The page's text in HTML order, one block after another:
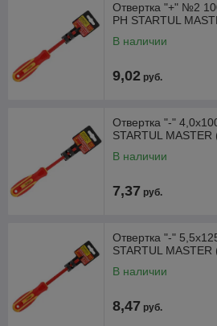
Отвертка "+" №2
PH STARTUL
В наличии
9,02 руб.
Отвертка "-"
STARTUL
В наличии
7,37 руб.
Отвертка "-"
STARTUL
В наличии
8,47 руб.